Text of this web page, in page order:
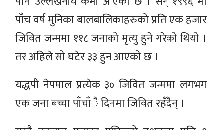
पाँच वर्ष मुनिका बालबालिकाहरुको प्रति एक हजार
जिवित जन्ममा ११८ जनाको मृत्यु हुने गरेको थियो ।
तर अहिले सो घटेर ३३ हुन आएको छ ।
यद्धपी नेपमाल प्रत्येक ३० जिवित जन्ममा लगभग
एक जना बच्चा पाँचाँै दिनमा जिवित रहँदैन् ।